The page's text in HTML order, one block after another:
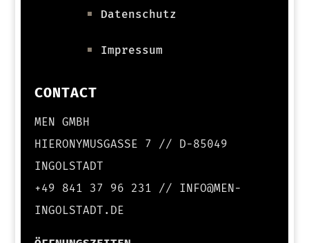
Datenschutz
Impressum
CONTACT
MEN GMBH
HIERONYMUSGASSE 7 // D-85049
INGOLSTADT
+49 841 37 96 231 // INFO@MEN-
INGOLSTADT.DE